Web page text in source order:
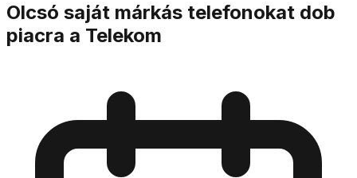
Olcsó saját márkás telefonokat dob
piacra a Telekom